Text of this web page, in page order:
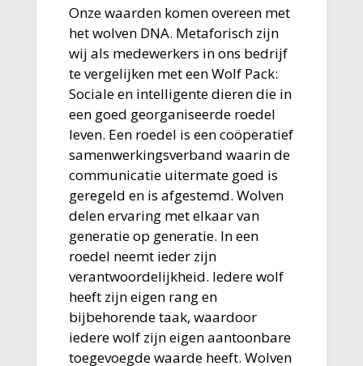
Onze waarden komen overeen met
het wolven DNA. Metaforisch zijn
wij als medewerkers in ons bedrijf
te vergelijken met een Wolf Pack:
Sociale en intelligente dieren die in
een goed georganiseerde roedel
leven. Een roedel is een coöperatief
samenwerkingsverband waarin de
communicatie uitermate goed is
geregeld en is afgestemd. Wolven
delen ervaring met elkaar van
generatie op generatie. In een
roedel neemt ieder zijn
verantwoordelijkheid. Iedere wolf
heeft zijn eigen rang en
bijbehorende taak, waardoor
iedere wolf zijn eigen aantoonbare
toegevoegde waarde heeft. Wolven